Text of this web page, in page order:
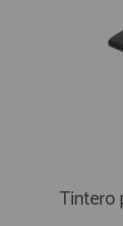
Tintero